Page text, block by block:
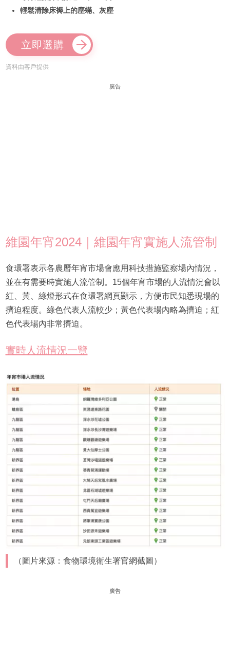
輕鬆清除床褥上的塵蟎、灰塵
立即選購
資料由客戶提供
廣告
維園年宵2024｜維園年宵實施人流管制
食環署表示各農曆年宵市場會應用科技措施監察場內情況，
並在有需要時實施人流管制。15個年宵市場的人流情況會以
紅、黃、綠燈形式在食環署網頁顯示，方便市民知悉現場的
擠迫程度。綠色代表人流較少；黃色代表場內略為擠迫；紅
色代表場內非常擠迫。
實時人流情況一覽
（圖片來源：食物環境衛生署官網截圖）
廣告